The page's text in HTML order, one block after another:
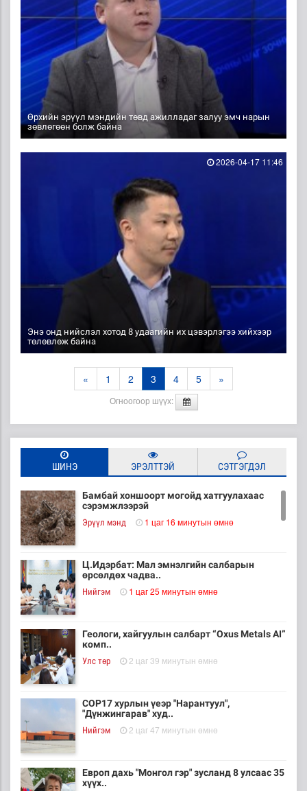
Өрхийн эрүүл мэндийн төвд ажилладаг залуу эмч нарын
зөвлөгөөн болж байна
Энэ онд нийслэл хотод 8 удаагийн их цэвэрлэгээ хийхээр
төлөвлөж байна
2026-04-17 11:46
« 1 2 3 4 5 »
Огноогоор шүүх:
ШИНЭ ЭРЭЛТТЭЙ СЭТГЭГДЭЛ
Бамбай хоншоорт могойд хатгуулахаас
сэрэмжлээрэй
Эрүүл мэнд 1 цаг 16 минутын өмнө
Ц.Идэрбат: Мал эмнэлгийн салбарын
өрсөлдөх чадва..
Нийгэм 1 цаг 25 минутын өмнө
Геологи, хайгуулын салбарт “Oxus Metals AI”
комп..
Улс төр 2 цаг 39 минутын өмнө
COP17 хурлын үеэр "Нарантуул",
"Дүнжингарав" худ..
Нийгэм 2 цаг 47 минутын өмнө
Европ дахь "Монгол гэр" зусланд 8 улсаас 35
хүүх..